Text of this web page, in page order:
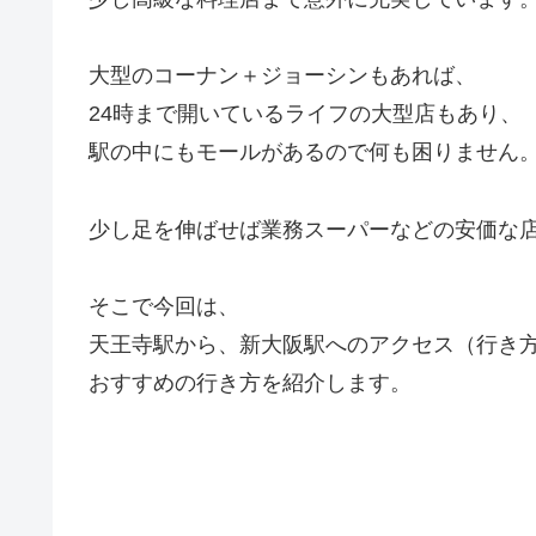
大型のコーナン＋ジョーシンもあれば、
24時まで開いているライフの大型店もあり、
駅の中にもモールがあるので何も困りません。
少し足を伸ばせば業務スーパーなどの安価な
そこで今回は、
天王寺駅から、新大阪駅へのアクセス（行き方
おすすめの行き方を紹介します。